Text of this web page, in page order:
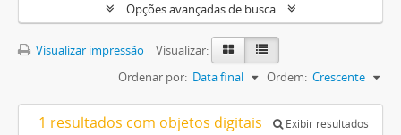
Opções avançadas de busca
Visualizar impressão
Visualizar:
Ordenar por: Data final Ordem: Crescente
1 resultados com objetos digitais
Exibir resultados